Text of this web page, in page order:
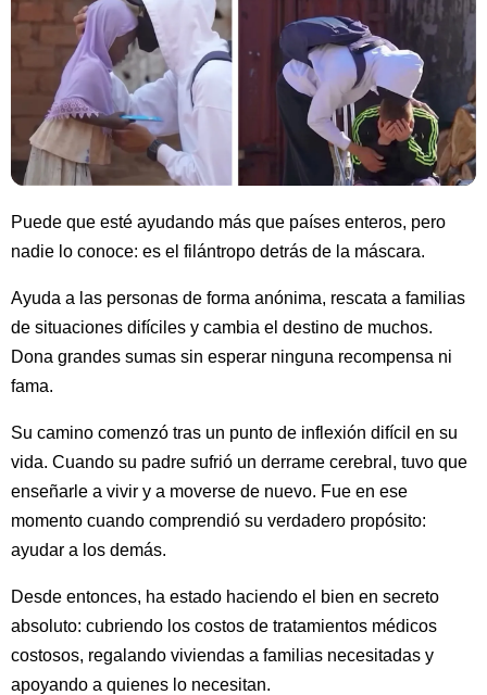
Puede que esté ayudando más que países enteros, pero
nadie lo conoce: es el filántropo detrás de la máscara.
Ayuda a las personas de forma anónima, rescata a familias
de situaciones difíciles y cambia el destino de muchos.
Dona grandes sumas sin esperar ninguna recompensa ni
fama.
Su camino comenzó tras un punto de inflexión difícil en su
vida. Cuando su padre sufrió un derrame cerebral, tuvo que
enseñarle a vivir y a moverse de nuevo. Fue en ese
momento cuando comprendió su verdadero propósito:
ayudar a los demás.
Desde entonces, ha estado haciendo el bien en secreto
absoluto: cubriendo los costos de tratamientos médicos
costosos, regalando viviendas a familias necesitadas y
apoyando a quienes lo necesitan.